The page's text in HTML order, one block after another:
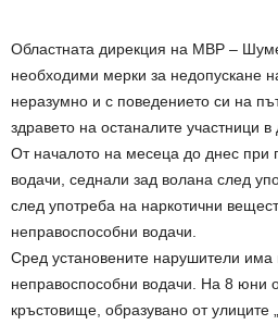
Областната дирекция на МВР –
необходими мерки за недопускане
неразумно и с поведението си на
здравето на останалите участници в
От началото на месеца до днес при
водачи, седнали зад волана след
след употреба на наркотични
неправоспособни водачи.
Сред установените нарушители
неправоспособни водачи. На 8 юни
кръстовище, образувано от улиците